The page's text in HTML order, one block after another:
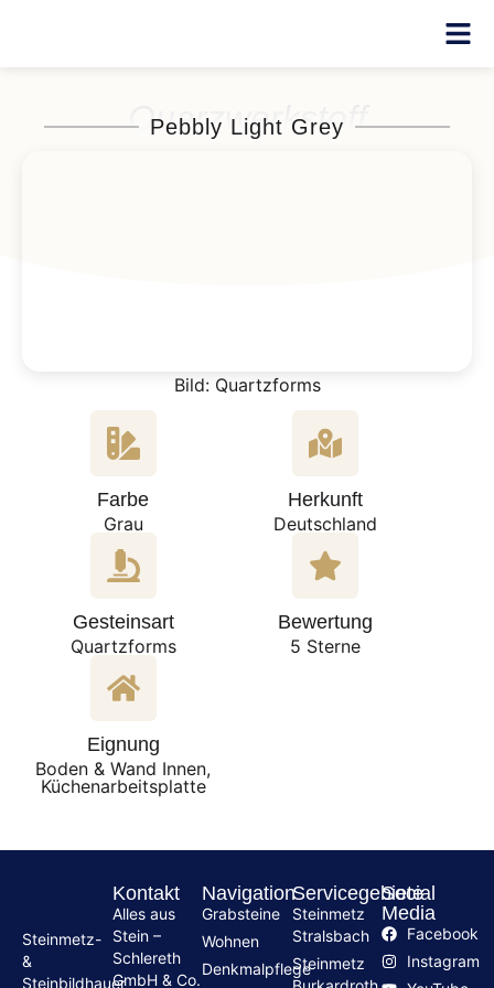
Quarzwerkstoff
Pebbly Light Grey
Bild: Quartzforms
Farbe
Grau
Herkunft
Deutschland
Gesteinsart
Quartzforms
Bewertung
5 Sterne
Eignung
Boden & Wand Innen,
Küchenarbeitsplatte
Steinmetz-
&
Steinbildhauer
Kontakt
Alles aus
Stein –
Schlereth
GmbH & Co.
Navigation
Grabsteine
Wohnen
Denkmalpflege
Servicegebiete
Steinmetz
Stralsbach
Steinmetz
Social
Media
Facebook
Instagram